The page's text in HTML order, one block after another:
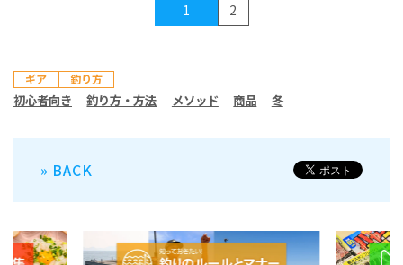
1 2
ギア 釣り方
初心者向き 釣り方・方法 メソッド 商品 冬
» BACK